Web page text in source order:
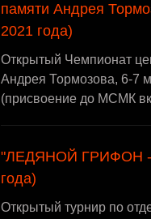
памяти Андрея
2021 года)
Открытый Чемпионат
Андрея Тормозова, 6-7
(присвоение до МСМК
"ЛЕДЯНОЙ ГРИФОН -
года)
Открытый турнир по